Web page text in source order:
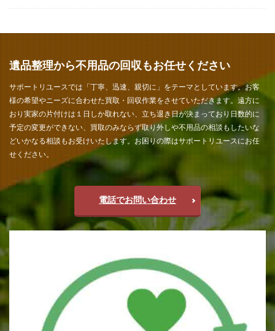
遺品整理から不用品の回収もお任せください
サポートリユースでは「丁寧、迅速、親切に」をテーマとしています。お客
様の希望やニーズに合わせた買取・回収作業をさせていただきます。遠方に
おり実家の片付けは１日しか取れない、立ち退き日が決まっており日数的に
予定の変更ができない、買取のみならず取り外しや不用品の相談もしたいな
どいかなる相談もお受けいたします。お困りの際はサポートリユースにお任
せください。
電話でお問い合わせ